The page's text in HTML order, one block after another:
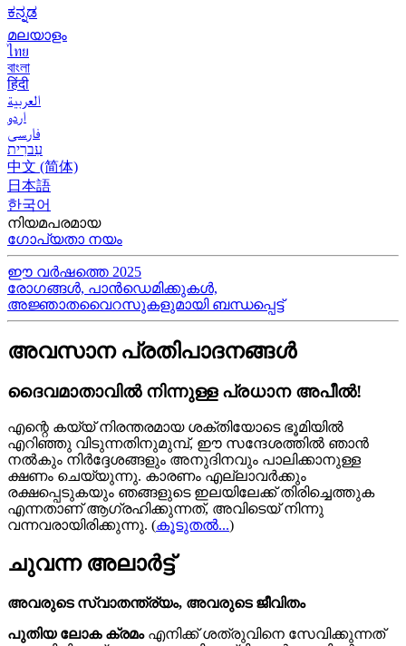
ಕನ್ನಡ
മലയാളം
ไทย
বাংলা
हिंदी
العربية
اردو
فارسی
עִברִית
中文 (简体)
日本語
한국어
നിയമപരമായ
ഗോപ്യതാ നയം
ഈ വർഷത്തെ 2025
രോഗങ്ങൾ, പാൻഡെമിക്കുകൾ,
അജ്ഞാതവൈറസുകളുമായി ബന്ധപ്പെട്ട്
അവസാന പ്രതിപാദനങ്ങൾ
ദൈവമാതാവിൽ നിന്നുള്ള പ്രധാന അപീൽ!
എന്റെ കയ്യ്‍ നിരന്തരമായ ശക്തിയോടെ ഭൂമിയിൽ
എറിഞ്ഞു വിടുന്നതിനുമുമ്പ്, ഈ സന്ദേശത്തിൽ ഞാൻ
നൽകും നിർദ്ദേശങ്ങളും അനുദിനവും പാലിക്കാനുള്ള
ക്ഷണം ചെയ്യുന്നു. കാരണം എല്ലാവർക്കും
രക്ഷപ്പെടുകയും ഞങ്ങളുടെ ഇലയിലേക്ക് തിരിച്ചെത്തുക
എന്നതാണ് ആഗ്രഹിക്കുന്നത്, അവിടെയ്‍ നിന്നു
വന്നവരായിരിക്കുന്നു. (കൂടുതൽ...)
ചുവന്ന അലാർട്ട്
അവരുടെ സ്വാതന്ത്ര്യം, അവരുടെ ജീവിതം
പുതിയ ലോക ക്രമംഎനിക്ക് ശത്രുവിനെ സേവിക്കുന്നത്